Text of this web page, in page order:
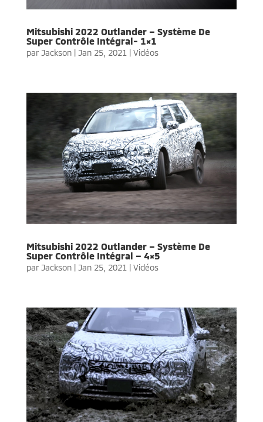
Mitsubishi 2022 Outlander – Système De
Super Contrôle Intégral- 1×1
par Jackson| Jan 25, 2021 | Vidéos
Mitsubishi 2022 Outlander – Système De
Super Contrôle Intégral – 4×5
par Jackson| Jan 25, 2021 | Vidéos